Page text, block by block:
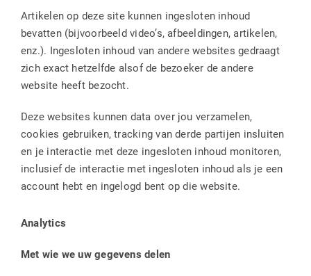
Artikelen op deze site kunnen ingesloten inhoud
bevatten (bijvoorbeeld video’s, afbeeldingen, artikelen,
enz.). Ingesloten inhoud van andere websites gedraagt ​​
zich exact hetzelfde alsof de bezoeker de andere
website heeft bezocht.
Deze websites kunnen data over jou verzamelen,
cookies gebruiken, tracking van derde partijen insluiten
en je interactie met deze ingesloten inhoud monitoren,
inclusief de interactie met ingesloten inhoud als je een
account hebt en ingelogd bent op die website.
Analytics
Met wie we uw gegevens delen